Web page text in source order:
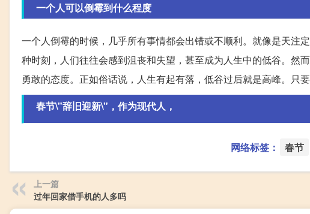
一个人可以倒霉到什么程度
一个人倒霉的时候，几乎所有事情都会出错或不顺利。就像是天注
种时刻，人们往往会感到沮丧和失望，甚至成为人生中的低谷。然
勇敢的态度。正如俗话说，人生有起有落，低谷过后就是高峰。只
春节\"辞旧迎新\"，作为现代人，
网络标签： 春节
上一篇
过年回家借手机的人多吗